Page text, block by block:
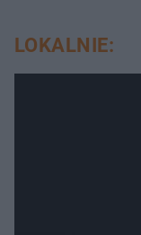
LOKALNIE: